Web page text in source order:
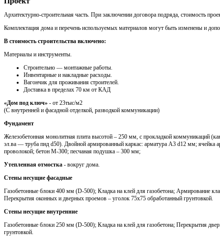
Архитектурно-строительная часть. При заключении договора подряда, стоимость
Комплектация дома и перечень используемых материалов могут быть изменены и
В стоимость строительства включено:
Материалы и инструменты.
Cтроительно — монтажные работы.
Инвентарные и накладные расходы.
Вагончик для проживания строителей.
Доставка в пределах 70 км от КАД
«Дом под ключ» - от 23тыс/м2
(С внутренней и фасадной отделкой, разводкой коммуникации)
Фундамент
Железобетонная монолитная плита высотой – 250 мм, с прокладкой коммуникаций
эл.ва — труба пнд d50). Двойной армированный каркас: арматура A3 d12 мм; ячейка
проволокой; бетон М-300; песчаная подушка – 300 мм;
Утепленная отмостка - вокруг дома.
Стены несущие фасадные
Газобетонные блоки 400 мм (D-500); Кладка на клей для газобетона; Армирование
Перекрытия оконных и дверных проемов – уголок 75х75 обработанный грунтовкой.
Стены несущие внутренние
Газобетонные блоки 250 мм (D-500); Кладка на клей для газобетона; Перекрытия
грунтовкой.